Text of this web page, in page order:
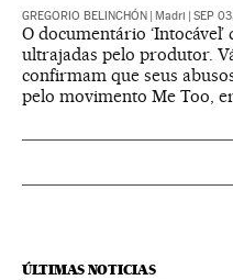
GREGORIO BELINCHÓN Madri SEP
O documentário
ultrajadas pelo produtor.
confirmam que seus
pelo movimento Me Too,
ÚLTIMAS NOTICIAS